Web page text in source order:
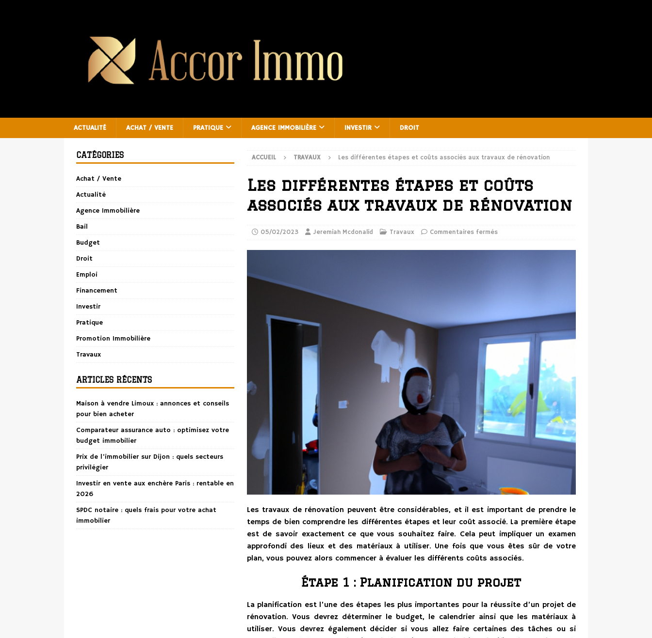
ACTUALITÉ ACHAT / VENTE PRATIQUE AGENCE IMMOBILIÈRE INVESTIR DROIT
ACCUEIL TRAVAUX Les différentes étapes et coûts associés aux travaux de rénovation
Les différentes étapes et coûts
associés aux travaux de rénovation
05/02/2023 Jeremiah Mcdonalid Travaux Commentaires fermés
Les travaux de rénovation peuvent être considérables, et il est important de prendre le
temps de bien comprendre les différentes étapes et leur coût associé. La première étape
est de savoir exactement ce que vous souhaitez faire. Cela peut impliquer un examen
approfondi des lieux et des matériaux à utiliser. Une fois que vous êtes sûr de votre
plan, vous pouvez alors commencer à évaluer les différents coûts associés.
Étape 1 : Planification du projet
La planification est l’une des étapes les plus importantes pour la réussite d’un projet de
rénovation. Vous devrez déterminer le budget, le calendrier ainsi que les matériaux à
utiliser. Vous devrez également décider si vous allez faire certaines des tâches ou si
CATÉGORIES
Achat / Vente
Actualité
Agence Immobilière
Bail
Budget
Droit
Emploi
Financement
Investir
Pratique
Promotion Immobilière
Travaux
ARTICLES RÉCENTS
Maison à vendre Limoux : annonces et conseils
pour bien acheter
Comparateur assurance auto : optimisez votre
budget immobilier
Prix de l’immobilier sur Dijon : quels secteurs
privilégier
Investir en vente aux enchère Paris : rentable en
2026
SPDC notaire : quels frais pour votre achat
immobilier